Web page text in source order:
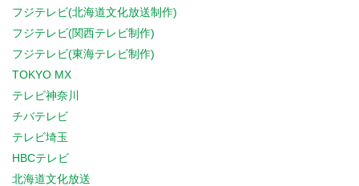
フジテレビ(北海道文化放送制作)
フジテレビ(関西テレビ制作)
フジテレビ(東海テレビ制作)
TOKYO MX
テレビ神奈川
チバテレビ
テレビ埼玉
HBCテレビ
北海道文化放送